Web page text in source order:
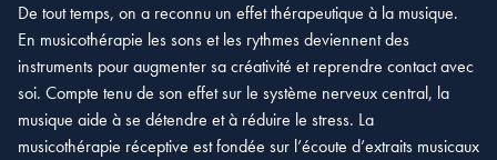
De tout temps, on a reconnu un effet thérapeutique à la musique.
En musicothérapie les sons et les rythmes deviennent des
instruments pour augmenter sa créativité et reprendre contact avec
soi. Compte tenu de son effet sur le système nerveux central, la
musique aide à se détendre et à réduire le stress. La
musicothérapie réceptive est fondée sur l’écoute d’extraits musicaux